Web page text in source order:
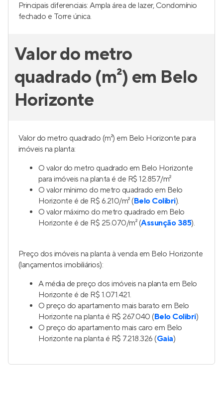
Principais diferenciais: Ampla área de lazer, Condomínio
fechado e Torre única.
Valor do metro
quadrado (m²) em Belo
Horizonte
Valor do metro quadrado (m²) em Belo Horizonte para
imóveis na planta:
O valor do metro quadrado em Belo Horizonte
para imóveis na planta é de R$ 12.857/m²
O valor mínimo do metro quadrado em Belo
Horizonte é de R$ 6.210/m² (Belo Colibri).
O valor máximo do metro quadrado em Belo
Horizonte é de R$ 25.070/m² (Assunção 385).
Preço dos imóveis na planta à venda em Belo Horizonte
(lançamentos imobiliários):
A média de preço dos imóveis na planta em Belo
Horizonte é de R$ 1.071.421.
O preço do apartamento mais barato em Belo
Horizonte na planta é R$ 267.040 (Belo Colibri)
O preço do apartamento mais caro em Belo
Horizonte na planta é R$ 7.218.326 (Gaia)